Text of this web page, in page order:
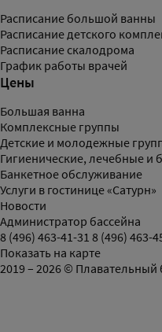
Расписание большой ванны
Расписание детского
Расписание скалодрома
График работы врачей
Цены
Большая ванна
Комплексные группы
Детские и молодежные
Гигиенические, лечебные и
Банкетное обслуживание
Услуги в гостинице «Сатурн»
Новости
Администратор бассейна
8 (496) 463-41-31 8 (496) 463-
Показать на карте
2019 – 2026 © Плавательный